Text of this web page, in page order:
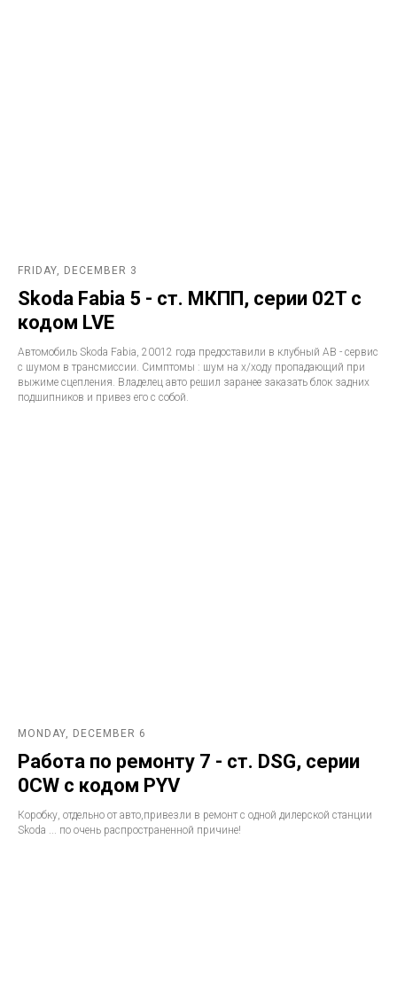
FRIDAY, DECEMBER 3
Skoda Fabia 5 - ст. МКПП, серии 02T с
кодом LVE
Автомобиль Skoda Fabia, 20012 года предоставили в клубный АВ - сервис
с шумом в трансмиссии. Симптомы : шум на х/ходу пропадающий при
выжиме сцепления. Владелец авто решил заранее заказать блок задних
подшипников и привез его с собой.
MONDAY, DECEMBER 6
Работа по ремонту 7 - ст. DSG, серии
0CW с кодом PYV
Коробку, отдельно от авто,привезли в ремонт с одной дилерской станции
Skoda ... по очень распространенной причине!